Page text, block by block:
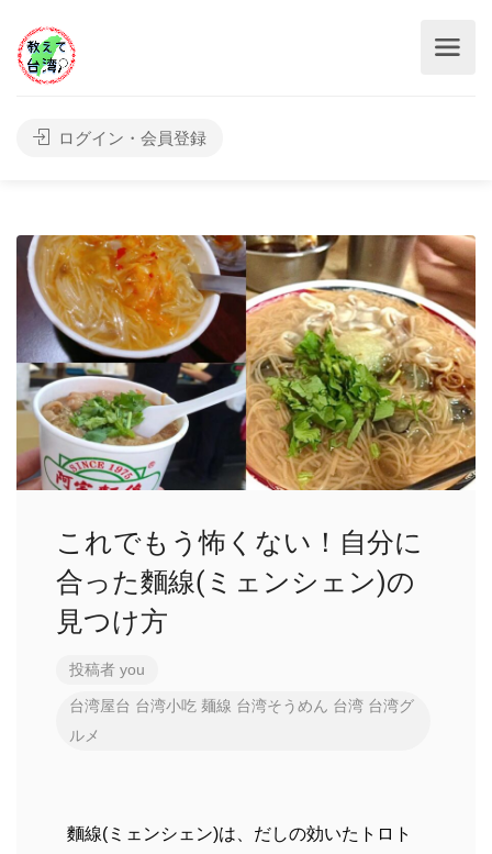
ログイン・会員登録
これでもう怖くない！自分に
合った麵線(ミェンシェン)の
見つけ方
投稿者 you
台湾屋台 台湾小吃 麺線 台湾そうめん 台湾 台湾グ
ルメ
麵線(ミェンシェン)は、だしの効いたトロト